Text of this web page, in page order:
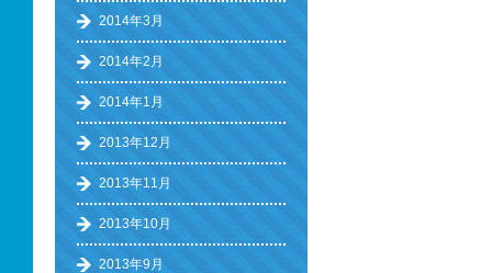
2014年3月
2014年2月
2014年1月
2013年12月
2013年11月
2013年10月
2013年9月